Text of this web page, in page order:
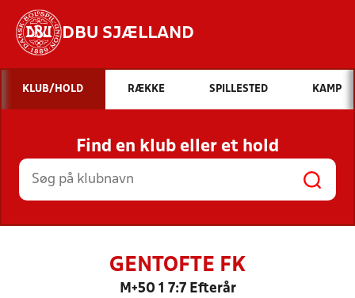
DBU SJÆLLAND
Hvad vil du søge efter?
INDHOLD OG NYHEDER
STILLINGER, RESULTATER, KLUBBER OG
HOLD
KLUB/HOLD RÆKKE SPILLESTED KAMP
Find en klub eller et hold
GENTOFTE FK
M+50 1 7:7 Efterår